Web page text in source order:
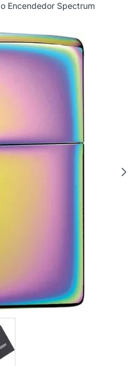
Encendedor Spectrum